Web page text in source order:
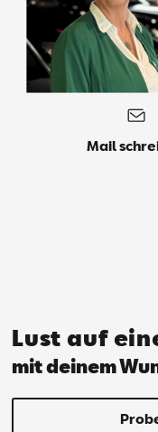
Mail
Lust auf
mit deinem